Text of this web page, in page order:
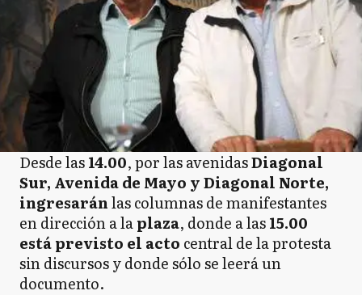
Desde las14.00, por las avenidasDiagonal
Sur, Avenida de Mayo y Diagonal Norte,
ingresaránlas columnas de manifestantes
en dirección a laplaza, donde a las15.00
está previsto el acto central de la protesta
sin discursos y donde sólo se leerá un
documento.